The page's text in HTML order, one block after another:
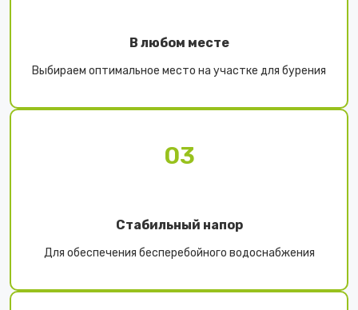
В любом месте
Выбираем оптимальное место на участке для бурения
03
Стабильный напор
Для обеспечения бесперебойного водоснабжения